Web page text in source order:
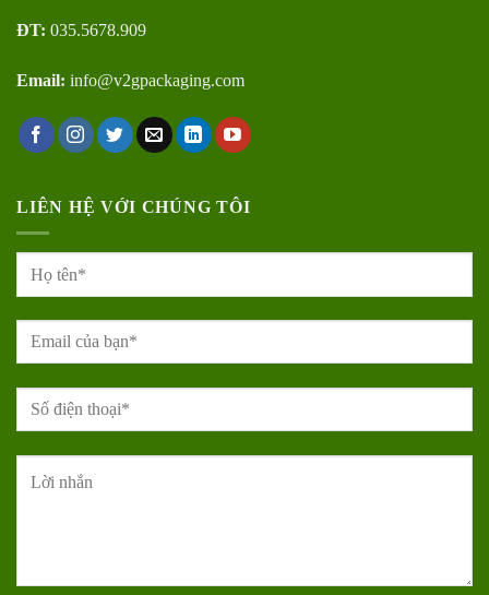
ĐT: 035.5678.909
Email: info@v2gpackaging.com
LIÊN HỆ VỚI CHÚNG TÔI